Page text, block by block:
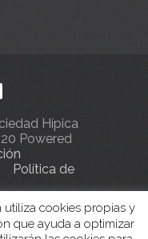
Hípica
Powered
Política de
cookies propias y
que ayuda a optimizar